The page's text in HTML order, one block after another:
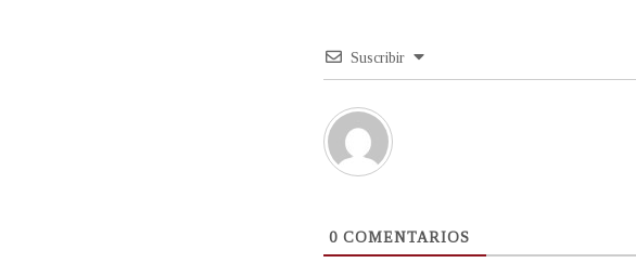
Suscribir
0 COMENTARIOS